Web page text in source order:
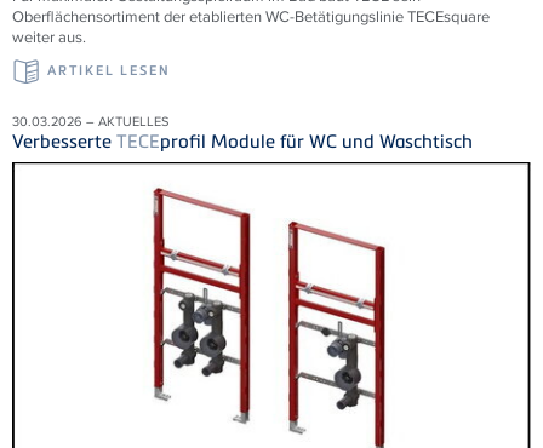
Oberflächensortiment der etablierten WC-Betätigungslinie TECEsquare
weiter aus.
ARTIKEL LESEN
30.03.2026 – AKTUELLES
Verbesserte TECEprofil Module für WC und Waschtisch